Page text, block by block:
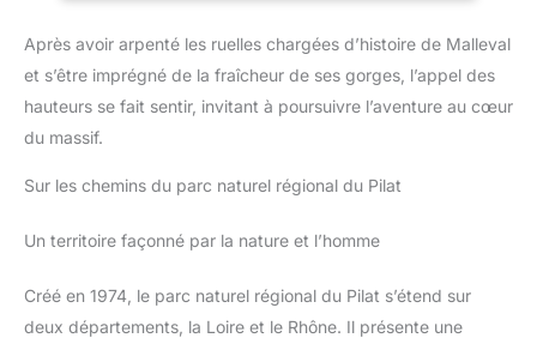
sur & À lacets】: Les sneakers homme avec doublure
l'abrasion, ce qui est pratique à mettre et à enlever. Les lacets
peuvent être facilement ajustés pour mieux s'adapter à vos
pieds. 【Plusieurs Occacions】: Les baskets et chaussures de
sport homme conviennent à la course, à la randonnée, au sport,
maison, aux cours d'entraînement, aux vacances, aux loisirs,
pour hommes, parfaites pour votre usage quotidien.
Après avoir arpenté les ruelles chargées d’histoire de Malleval
et s’être imprégné de la fraîcheur de ses gorges, l’appel des
hauteurs se fait sentir, invitant à poursuivre l’aventure au cœur
du massif.
Sur les chemins du parc naturel régional du Pilat
Un territoire façonné par la nature et l’homme
Créé en 1974, le parc naturel régional du Pilat s’étend sur
deux départements, la Loire et le Rhône. Il présente une